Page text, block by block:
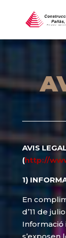
AVIS
(http://
1)
En
d’11 de
Informació